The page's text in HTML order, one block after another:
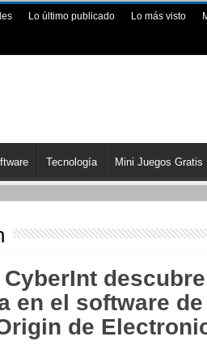
Lo último publicado Lo más visto
Tecnología Mini Juegos Gratis
en el software de
de